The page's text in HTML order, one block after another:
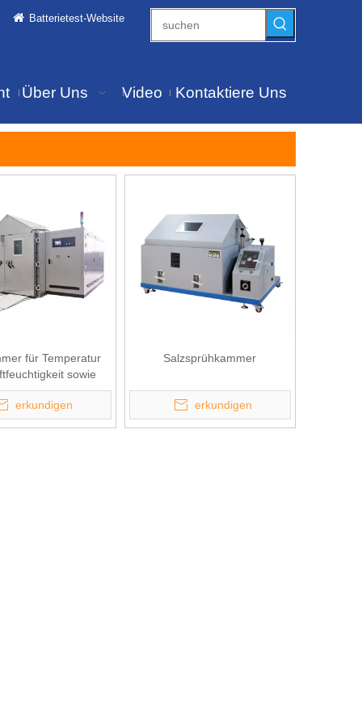
Batterietest-Website
Über Uns Video Kontaktiere Uns
für Temperatur
sowie
erkundigen
Salzsprühkammer
erkundigen